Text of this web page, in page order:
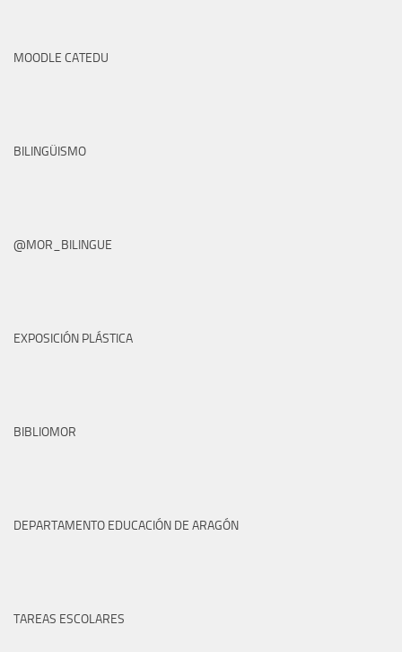
MOODLE CATEDU
BILINGÜISMO
@MOR_BILINGUE
EXPOSICIÓN PLÁSTICA
BIBLIOMOR
DEPARTAMENTO EDUCACIÓN DE ARAGÓN
TAREAS ESCOLARES